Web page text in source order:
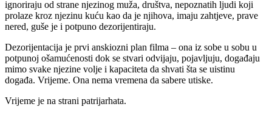
ignoriraju od strane njezinog muža, društva, nepoznatih ljudi koji
prolaze kroz njezinu kuću kao da je njihova, imaju zahtjeve, prave
nered, guše je i potpuno dezorijentiraju.
Dezorijentacija je prvi anskiozni plan filma – ona iz sobe u sobu u
potpunoj ošamućenosti dok se stvari odvijaju, pojavljuju, događaju
mimo svake njezine volje i kapaciteta da shvati šta se uistinu
događa. Vrijeme. Ona nema vremena da sabere utiske.
Vrijeme je na strani patrijarhata.